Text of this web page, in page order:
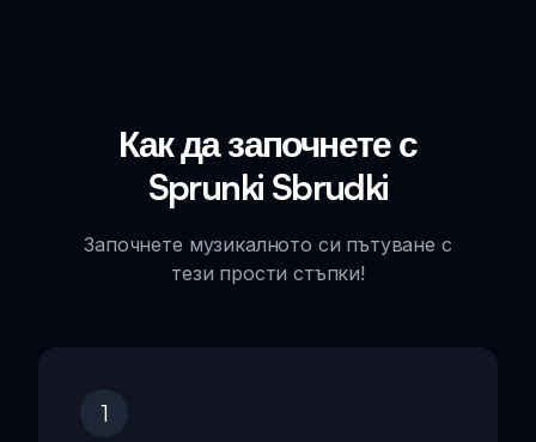
Как да започнете с
Sprunki Sbrudki
Започнете музикалното си пътуване с
тези прости стъпки!
1